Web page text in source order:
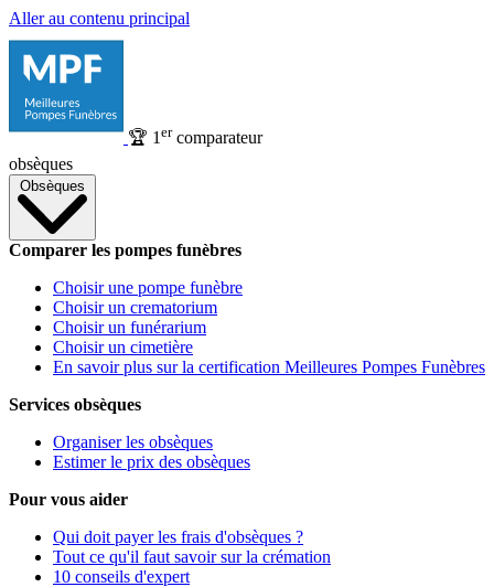
Aller au contenu principal
🏆 1 ercomparateur
obsèques
Obsèques
Comparer les pompes funèbres
Choisir une pompe funèbre
Choisir un crematorium
Choisir un funérarium
Choisir un cimetière
En savoir plus sur la certification Meilleures Pompes Funèbres
Services obsèques
Organiser les obsèques
Estimer le prix des obsèques
Pour vous aider
Qui doit payer les frais d'obsèques ?
Tout ce qu'il faut savoir sur la crémation
10 conseils d'expert